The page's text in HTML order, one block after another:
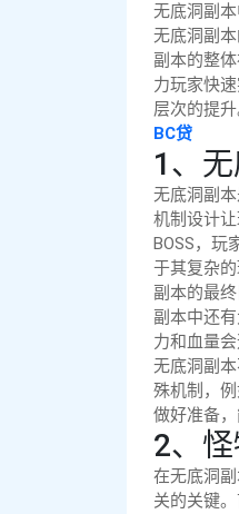
无底洞副
无底洞副
副本的整
力玩家快
层次的提升
BC贷
1、
无底洞副
机制设计
BOSS，玩
于其复杂
副本的最
副本中还
力和血量
无底洞副
殊机制，
做好准备，
2、
在无底洞
关的关键